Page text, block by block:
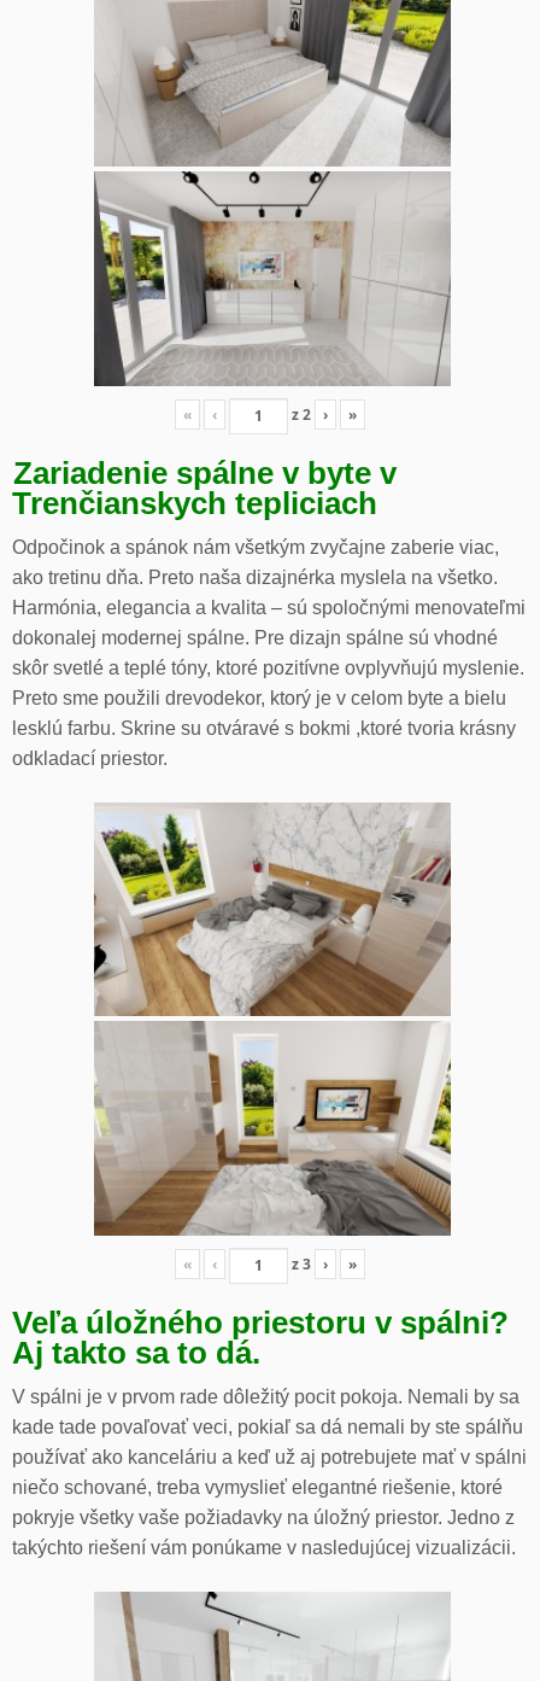
« ‹ z2 › »
Zariadenie spálne v byte v
Trenčianskych tepliciach
Odpočinok a spánok nám všetkým zvyčajne zaberie viac,
ako tretinu dňa. Preto naša dizajnérka myslela na všetko.
Harmónia, elegancia a kvalita – sú spoločnými menovateľmi
dokonalej modernej spálne. Pre dizajn spálne sú vhodné
skôr svetlé a teplé tóny, ktoré pozitívne ovplyvňujú myslenie.
Preto sme použili drevodekor, ktorý je v celom byte a bielu
lesklú farbu. Skrine su otváravé s bokmi ,ktoré tvoria krásny
odkladací priestor.
« ‹ z3 › »
Veľa úložného priestoru v spálni?
Aj takto sa to dá.
V spálni je v prvom rade dôležitý pocit pokoja. Nemali by sa
kade tade povaľovať veci, pokiaľ sa dá nemali by ste spálňu
používať ako kanceláriu a keď už aj potrebujete mať v spálni
niečo schované, treba vymyslieť elegantné riešenie, ktoré
pokryje všetky vaše požiadavky na úložný priestor. Jedno z
takýchto riešení vám ponúkame v nasledujúcej vizualizácii.